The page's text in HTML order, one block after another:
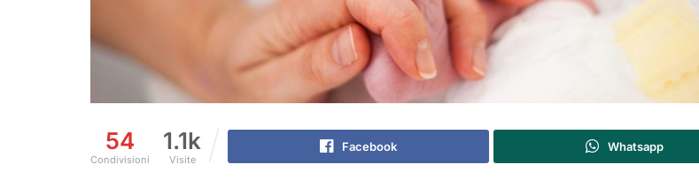
54
Condivisioni
1.1k
Visite
Facebook Whatsapp